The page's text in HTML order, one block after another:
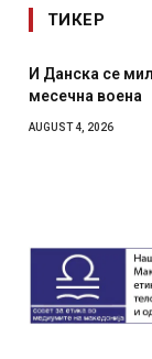
ТИКЕР
И Данска се
месечна воена
AUGUST 4, 2026